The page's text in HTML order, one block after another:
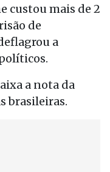
custou mais de 2
de
a
a nota da
brasileiras.